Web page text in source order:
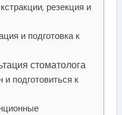
резекция и
и подготовка к
стоматолога
и подготовиться к